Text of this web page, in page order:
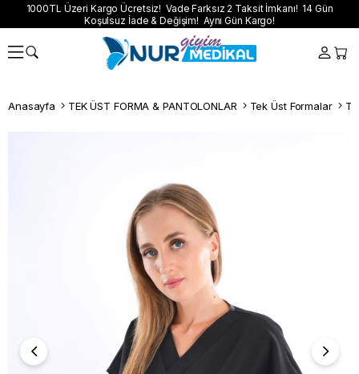
1000TL Üzeri Kargo Ücretsiz! Vade Farksız 2 Taksit İmkanı! 14 Gün
Koşulsuz İade & Değişim! Aynı Gün Kargo!
Anasayfa TEK ÜST FORMA & PANTOLONLAR Tek Üst Formalar